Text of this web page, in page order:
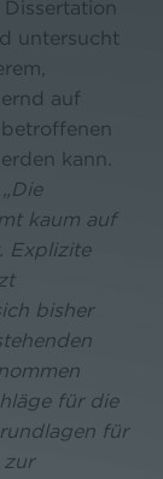
untersucht
auf
kann.
„Die
kaum auf
Explizite
bisher
für die
für
zur